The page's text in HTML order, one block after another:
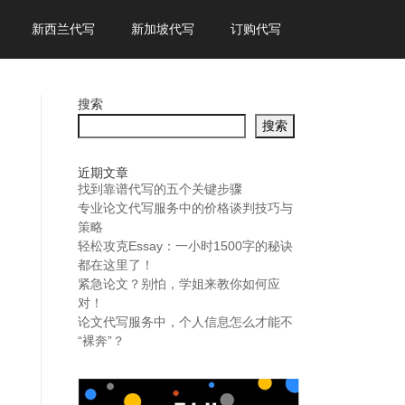
新西兰代写 新加坡代写 订购代写
搜索
搜索
近期文章
找到靠谱代写的五个关键步骤
专业论文代写服务中的价格谈判技巧与
策略
轻松攻克Essay：一小时1500字的秘诀
都在这里了！
紧急论文？别怕，学姐来教你如何应
对！
论文代写服务中，个人信息怎么才能不
“裸奔”？